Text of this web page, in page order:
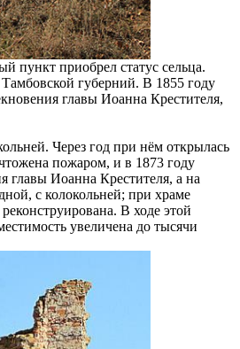
пункт приобрел статус сельца.
губерний. В 1855 году
главы Иоанна Крестителя,
Через год при нём открылась
пожаром, и в 1873 году
главы Иоанна Крестителя, а на
с колокольней; при храме
В ходе этой
увеличена до тысячи